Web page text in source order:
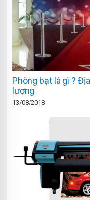
Phông bạt là gì ?
lượng
13/08/2018